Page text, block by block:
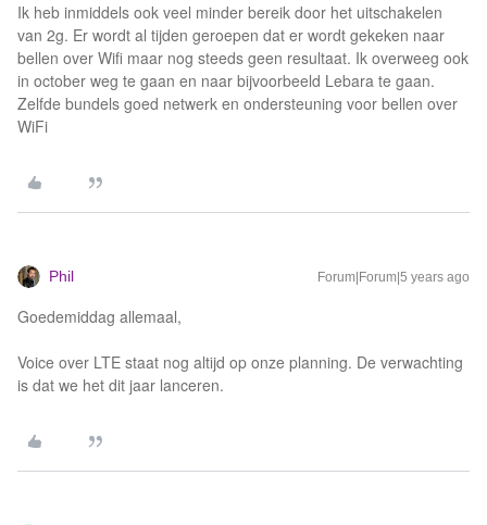
Ik heb inmiddels ook veel minder bereik door het uitschakelen
van 2g. Er wordt al tijden geroepen dat er wordt gekeken naar
bellen over Wifi maar nog steeds geen resultaat. Ik overweeg ook
in october weg te gaan en naar bijvoorbeeld Lebara te gaan.
Zelfde bundels goed netwerk en ondersteuning voor bellen over
WiFi
Phil Forum|Forum|5 years ago
Goedemiddag allemaal,
Voice over LTE staat nog altijd op onze planning. De verwachting
is dat we het dit jaar lanceren.